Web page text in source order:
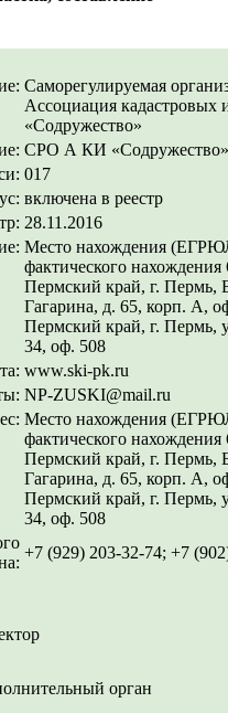
Саморегулируемая
Ассоциация кадастровых
«Содружество»
СРО А КИ «Содружество»
017
включена в реестр
28.11.2016
Место нахождения
фактического нахождения
Пермский край, г. Пермь,
Гагарина, д. 65, корп. А,
Пермский край, г. Пермь,
34, оф. 508
www.ski-pk.ru
NP-ZUSKI@mail.ru
Место нахождения
фактического нахождения
Пермский край, г. Пермь,
Гагарина, д. 65, корп. А,
Пермский край, г. Пермь,
34, оф. 508
+7 (929) 203-32-74; +7
орган